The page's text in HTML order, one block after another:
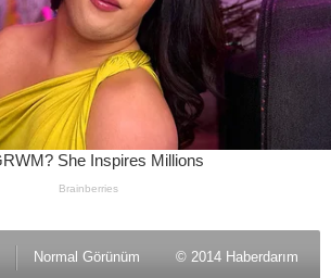
Normal Görünüm © 2014 Haberdarım